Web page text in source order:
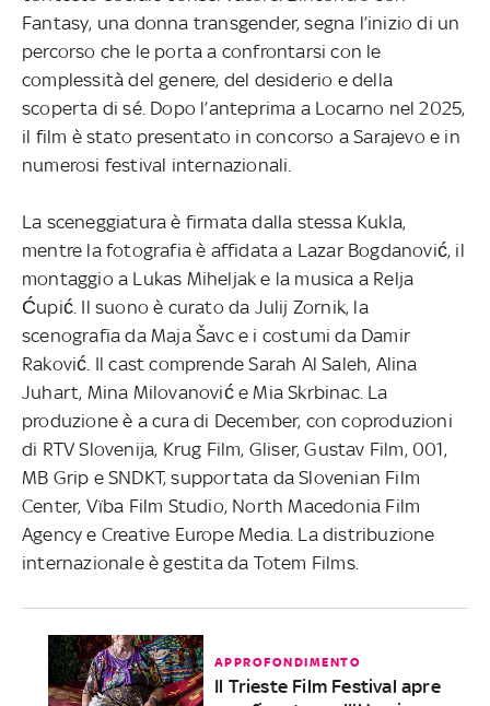
Fantasy, una donna transgender, segna l’inizio di un
percorso che le porta a confrontarsi con le
complessità del genere, del desiderio e della
scoperta di sé. Dopo l’anteprima a Locarno nel 2025,
il film è stato presentato in concorso a Sarajevo e in
numerosi festival internazionali.
La sceneggiatura è firmata dalla stessa Kukla,
mentre la fotografia è affidata a Lazar Bogdanović, il
montaggio a Lukas Miheljak e la musica a Relja
Ćupić. Il suono è curato da Julij Zornik, la
scenografia da Maja Šavc e i costumi da Damir
Raković. Il cast comprende Sarah Al Saleh, Alina
Juhart, Mina Milovanović e Mia Skrbinac. La
produzione è a cura di December, con coproduzioni
di RTV Slovenija, Krug Film, Gliser, Gustav Film, 001,
MB Grip e SNDKT, supportata da Slovenian Film
Center, Vïba Film Studio, North Macedonia Film
Agency e Creative Europe Media. La distribuzione
internazionale è gestita da Totem Films.
APPROFONDIMENTO
Il Trieste Film Festival apre